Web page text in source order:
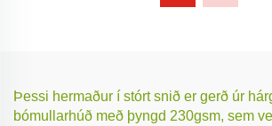
Þessi hermaður í stórt snið er gerð úr
bómullarhúð með þyngd 230gsm, sem